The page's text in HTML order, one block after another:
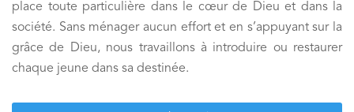
place toute particulière dans le cœur de Dieu et dans la
société. Sans ménager aucun effort et en s’appuyant sur la
grâce de Dieu, nous travaillons à introduire ou restaurer
chaque jeune dans sa destinée.